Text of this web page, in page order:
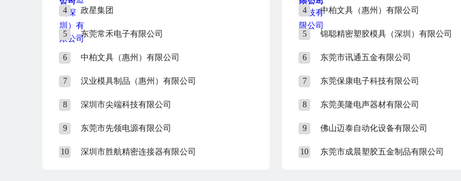
4 政星集团
5 东莞常禾电子有限公司
6 中柏文具（惠州）有限公司
7 汉业模具制品（惠州）有限公司
8 深圳市尖端科技有限公司
9 东莞市先领电源有限公司
10 深圳市胜航精密连接器有限公司
4 中柏文具（惠州）有限公司
5 锦聪精密塑胶模具（深圳）有限公司
6 东莞市讯通五金有限公司
7 东莞保康电子科技有限公司
8 东莞美隆电声器材有限公司
9 佛山迈泰自动化设备有限公司
10 东莞市成晨塑胶五金制品有限公司